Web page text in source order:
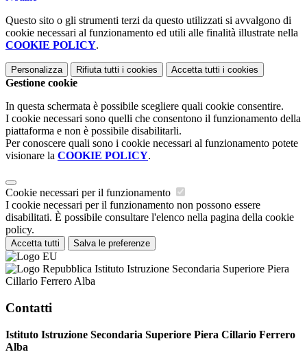
Questo sito o gli strumenti terzi da questo utilizzati si avvalgono di
cookie necessari al funzionamento ed utili alle finalità illustrate nella
COOKIE POLICY.
Personalizza Rifiuta tutti i cookies Accetta tutti i cookies
Gestione cookie
In questa schermata è possibile scegliere quali cookie consentire.
I cookie necessari sono quelli che consentono il funzionamento della
piattaforma e non è possibile disabilitarli.
Per conoscere quali sono i cookie necessari al funzionamento potete
visionare la COOKIE POLICY.
Cookie necessari per il funzionamento
I cookie necessari per il funzionamento non possono essere
disabilitati. È possibile consultare l'elenco nella pagina della cookie
policy.
Accetta tutti Salva le preferenze
Istituto Istruzione Secondaria Superiore Piera
Cillario Ferrero Alba
Contatti
Istituto Istruzione Secondaria Superiore Piera Cillario Ferrero
Alba